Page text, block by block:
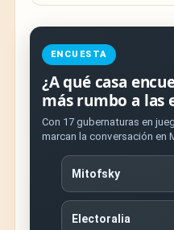
ENCUESTA
¿A qué casa
más rumbo a las
Con 17 gubernaturas en
marcan la conversación en
Mitofsky
Electoralia